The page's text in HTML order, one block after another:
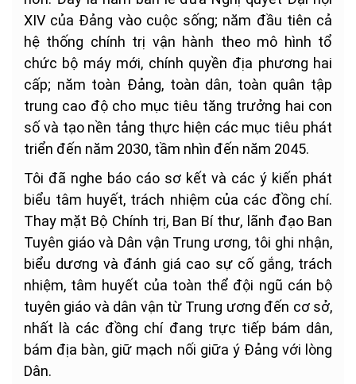
XIV của Đảng vào cuộc sống; năm đầu tiên cả
hệ thống chính trị vận hành theo mô hình tổ
chức bộ máy mới, chính quyền địa phương hai
cấp; năm toàn Đảng, toàn dân, toàn quân tập
trung cao độ cho mục tiêu tăng trưởng hai con
số và tạo nền tảng thực hiện các mục tiêu phát
triển đến năm 2030, tầm nhìn đến năm 2045.
Tôi đã nghe báo cáo sơ kết và các ý kiến phát
biểu tâm huyết, trách nhiệm của các đồng chí.
Thay mặt Bộ Chính trị, Ban Bí thư, lãnh đạo Ban
Tuyên giáo và Dân vận Trung ương, tôi ghi nhận,
biểu dương và đánh giá cao sự cố gắng, trách
nhiệm, tâm huyết của toàn thể đội ngũ cán bộ
tuyên giáo và dân vận từ Trung ương đến cơ sở,
nhất là các đồng chí đang trực tiếp bám dân,
bám địa bàn, giữ mạch nối giữa ý Đảng với lòng
Dân.